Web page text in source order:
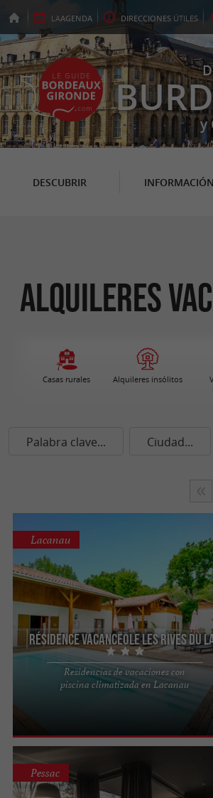
LAAGENDA DIRECCIONES ÚTILES
y
DESCUBRIR INFORMACIÓN
Alquileres
Casas rurales Alquileres insólitos
Palabra clave... Ciudad...
Résidence Vacanceole les Rives du
Residencias de vacaciones con
piscina climatizada en Lacanau
Lacanau
¡Bienvenido a la residencia Les Rives du
En un entorno natural, a 100 metros de las
Pessac